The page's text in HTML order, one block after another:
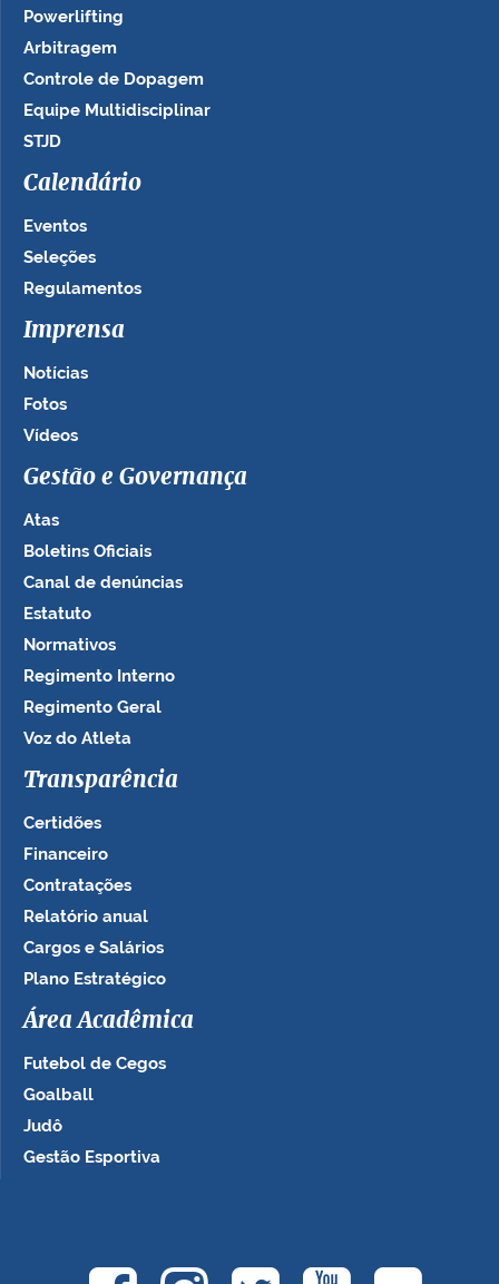
Powerlifting
Arbitragem
Controle de Dopagem
Equipe Multidisciplinar
STJD
Calendário
Eventos
Seleções
Regulamentos
Imprensa
Notícias
Fotos
Vídeos
Gestão e Governança
Atas
Boletins Oficiais
Canal de denúncias
Estatuto
Normativos
Regimento Interno
Regimento Geral
Voz do Atleta
Transparência
Certidões
Financeiro
Contratações
Relatório anual
Cargos e Salários
Plano Estratégico
Área Acadêmica
Futebol de Cegos
Goalball
Judô
Gestão Esportiva